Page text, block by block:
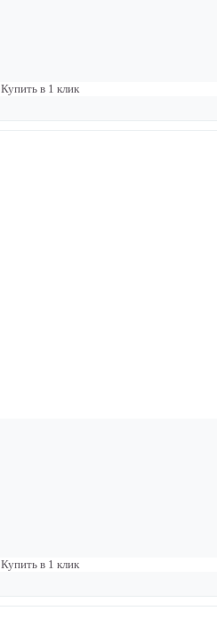
Купить в 1 клик
Купить в 1 клик